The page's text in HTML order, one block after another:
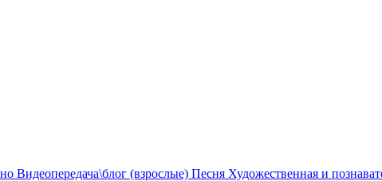
Видеопередача\блог (взрослые) Песня Художественная и